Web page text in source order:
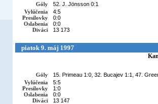
Góly
52. J. Jönsson 0:1
Vylúčenia
4:5
Presilovky
0:0
Oslabenia
0:0
Diváci
13 173
piatok 9. máj 1997
Góly
15. Primeau 1:0, 32. Bucajev 1:1, 47.
Vylúčenia
5:5
Presilovky
1:0
Oslabenia
0:0
Diváci
13 147